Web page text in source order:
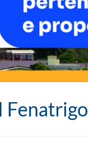
Fenatrigo